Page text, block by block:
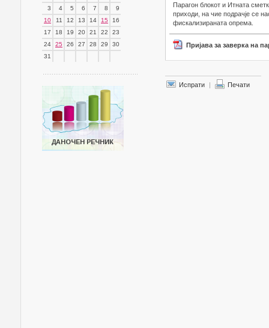
3
4 5 6 7 8
9
10
11 12 13 14 15
16
17
18 19 20 21 22
23
24
25 26 27 28 29
30
31
Парагон блокот и Итната
приходи, на чие подрачје се
фискализираната опрема.
Пријава за заверка на
Испрати | Печати